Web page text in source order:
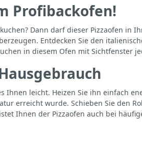
Profibackofen!
Dann darf dieser Pizzaofen in
Entdecken Sie den
in diesem Ofen mit Sichtfenster
leicht. Heizen Sie ihn einfach
erreicht wurde. Schieben Sie den
Ihnen der Pizzaofen auch bei